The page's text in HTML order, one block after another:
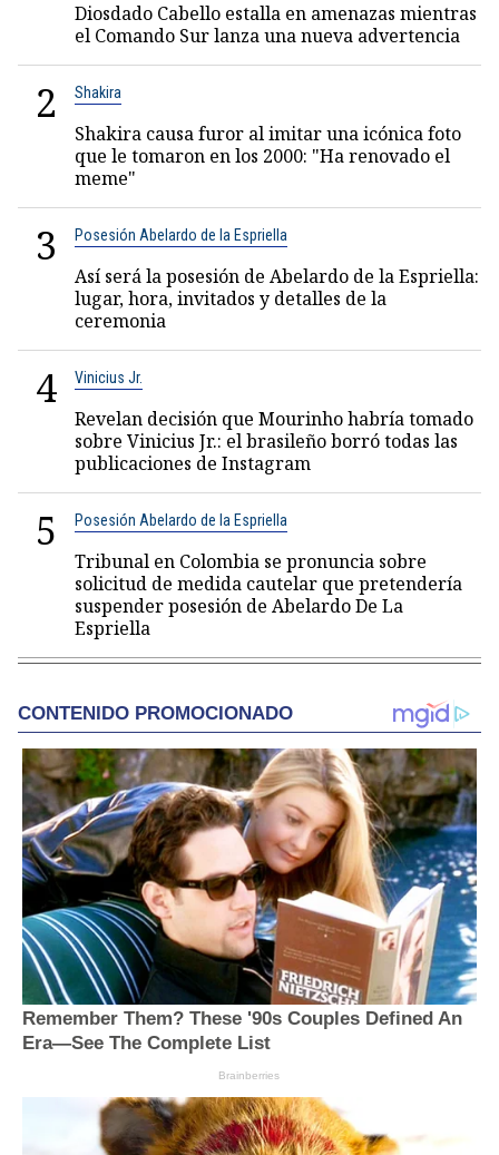
Diosdado Cabello estalla en amenazas mientras
el Comando Sur lanza una nueva advertencia
2 Shakira
Shakira causa furor al imitar una icónica foto
que le tomaron en los 2000: "Ha renovado el
meme"
3 Posesión Abelardo de la Espriella
Así será la posesión de Abelardo de la Espriella:
lugar, hora, invitados y detalles de la
ceremonia
4 Vinicius Jr.
Revelan decisión que Mourinho habría tomado
sobre Vinicius Jr.: el brasileño borró todas las
publicaciones de Instagram
5 Posesión Abelardo de la Espriella
Tribunal en Colombia se pronuncia sobre
solicitud de medida cautelar que pretendería
suspender posesión de Abelardo De La
Espriella